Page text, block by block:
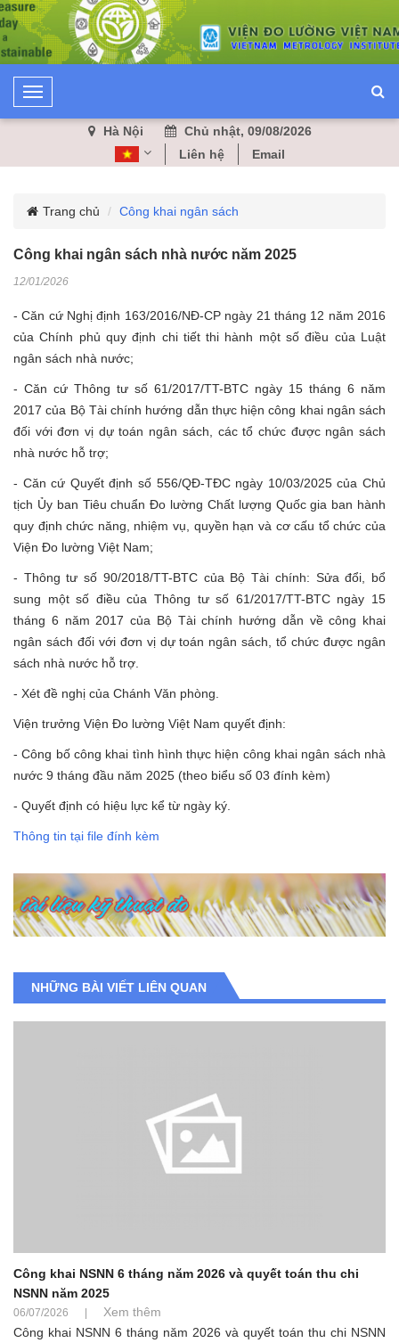
T
o
i
g
t
o
n
Hà Nội
Chủ nhật, 09/08/2026
Liên hệ
Email
Trang chủ Công khai ngân sách
Công khai ngân sách nhà nước năm 2025
12/01/2026
- Căn cứ Nghị định 163/2016/NĐ-CP ngày 21 tháng 12 năm 2016
của Chính phủ quy định chi tiết thi hành một số điều của Luật
ngân sách nhà nước;
- Căn cứ Thông tư số 61/2017/TT-BTC ngày 15 tháng 6 năm
2017 của Bộ Tài chính hướng dẫn thực hiện công khai ngân sách
đối với đơn vị dự toán ngân sách, các tổ chức được ngân sách
nhà nước hỗ trợ;
- Căn cứ Quyết định số 556/QĐ-TĐC ngày 10/03/2025 của Chủ
tịch Ủy ban Tiêu chuẩn Đo lường Chất lượng Quốc gia ban hành
quy định chức năng, nhiệm vụ, quyền hạn và cơ cấu tổ chức của
Viện Đo lường Việt Nam;
- Thông tư số 90/2018/TT-BTC của Bộ Tài chính: Sửa đổi, bổ
sung một số điều của Thông tư số 61/2017/TT-BTC ngày 15
tháng 6 năm 2017 của Bộ Tài chính hướng dẫn về công khai
ngân sách đối với đơn vị dự toán ngân sách, tổ chức được ngân
sách nhà nước hỗ trợ.
- Xét đề nghị của Chánh Văn phòng.
Viện trưởng Viện Đo lường Việt Nam quyết định:
- Công bố công khai tình hình thực hiện công khai ngân sách nhà
nước 9 tháng đầu năm 2025 (theo biểu số 03 đính kèm)
- Quyết định có hiệu lực kể từ ngày ký.
Thông tin tại file đính kèm
NHỮNG BÀI VIẾT LIÊN QUAN
Công khai NSNN 6 tháng năm 2026 và quyết toán thu chi
NSNN năm 2025
06/07/2026 |
Xem thêm
Công khai NSNN 6 tháng năm 2026 và quyết toán thu chi NSNN